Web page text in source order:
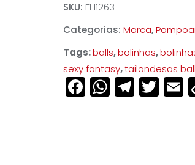
SKU: EH1263
Categorias: Marca,
Tags:balls,bolinhas,
sexy fantasy,tailandesas
Facebook